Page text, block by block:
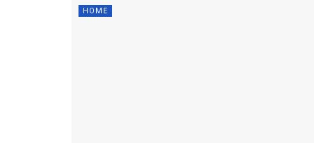
HOME